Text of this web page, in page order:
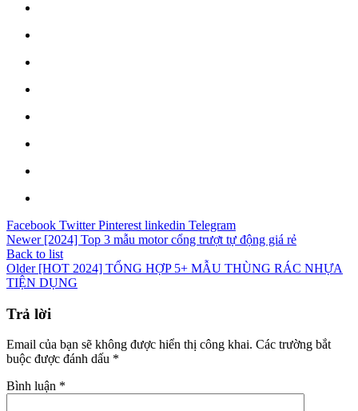
Facebook Twitter Pinterest linkedin Telegram
Newer [2024] Top 3 mẫu motor cổng trượt tự động giá rẻ
Back to list
Older [HOT 2024] TỔNG HỢP 5+ MẪU THÙNG RÁC NHỰA
TIỆN DỤNG
Trả lời
Email của bạn sẽ không được hiển thị công khai. Các trường bắt
buộc được đánh dấu *
Bình luận *